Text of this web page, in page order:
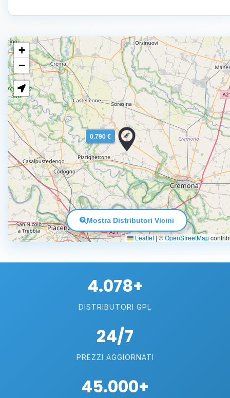
0.790 €
+
−
Leaflet | ©OpenStreetMap
Mostra Distributori Vicini
4.078+
DISTRIBUTORI GPL
24/7
PREZZI AGGIORNATI
45.000+